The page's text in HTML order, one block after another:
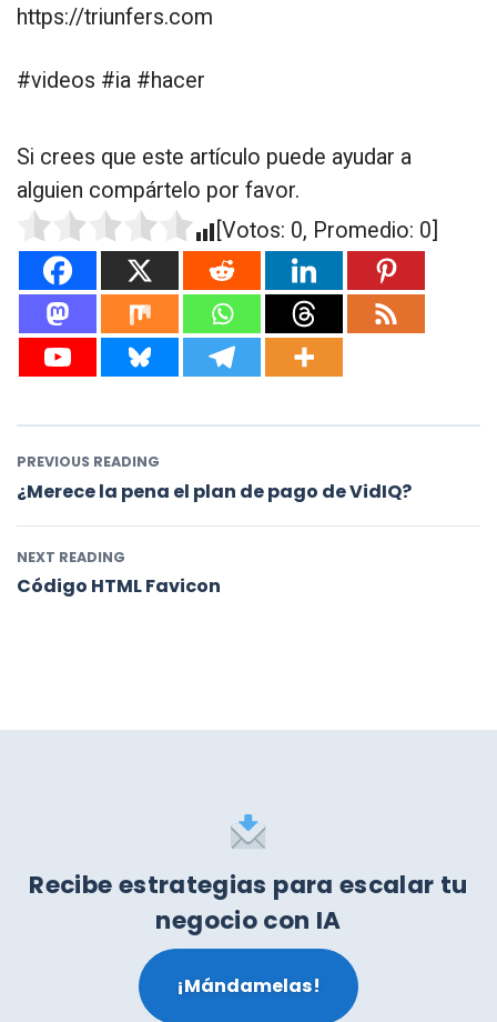
https://triunfers.com
#videos #ia #hacer
Si crees que este artículo puede ayudar a
alguien compártelo por favor.
[Votos: 0, Promedio: 0
PREVIOUS READING
¿Merece la pena el plan de pago de VidIQ?
NEXT READING
Código HTML Favicon
Recibe estrategias para escalar tu
negocio con IA
¡Mándamelas!